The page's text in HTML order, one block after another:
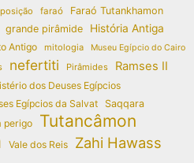
faraó Faraó Tutankhamon
grande pirâmide
História Antiga
Antigo mitologia Museu Egípcio do Cairo
nefertiti Pirâmides Ramses II
dos Deuses Egípcios
Egípcios da Salvat
Saqqara
perigo
Tutancâmon
Vale dos Reis Zahi Hawass